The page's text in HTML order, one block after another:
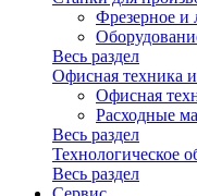
Фрезерное и
Весь раздел
Офисная техника
Офисная
Расходные
Весь раздел
Технологическое
Весь раздел